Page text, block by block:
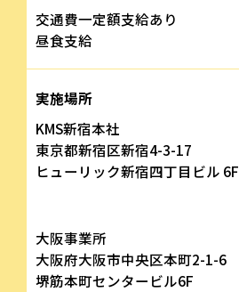
交通費一定額支給あり
昼食支給
実施場所
KMS新宿本社
東京都新宿区新宿4-3-17
ヒューリック新宿四丁目ビル 6F
大阪事業所
大阪府大阪市中央区本町2-1-6
堺筋本町センタービル6F